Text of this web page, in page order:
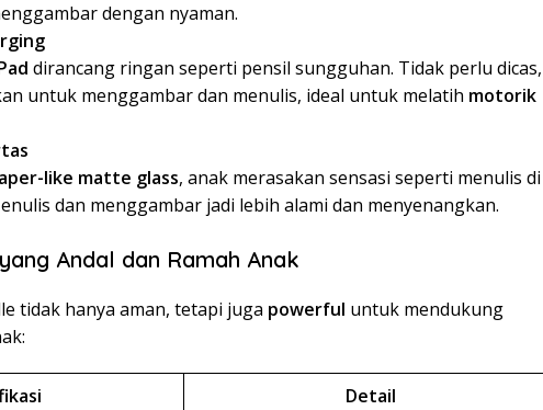
dengan nyaman.
dirancang ringan seperti pensil sungguhan. Tidak perlu dicas,
untuk menggambar dan menulis, ideal untuk melatih motorik
like matte glass, anak merasakan sensasi seperti menulis di
dan menggambar jadi lebih alami dan menyenangkan.
Andal dan Ramah Anak
tidak hanya aman, tetapi juga powerful untuk mendukung
Detail